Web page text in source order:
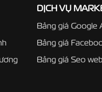
DỊCH VỤ
Bảng giá Google
Bảng giá
Bảng giá Seo